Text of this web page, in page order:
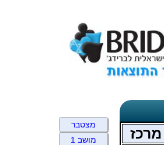
מצטבר
מושב 1